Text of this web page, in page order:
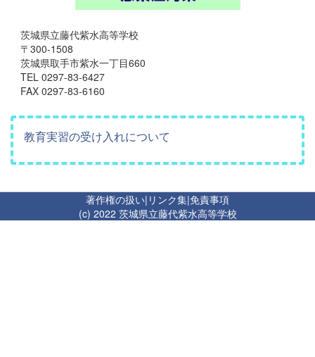
茨城県立藤代紫水高等学校
〒300-1508
茨城県取手市紫水一丁目660
TEL 0297-83-6427
FAX 0297-83-6160
教育実習の受け入れについて
著作権の扱い| リンク集|免責事項
(c) 2022 茨城県立藤代紫水高等学校